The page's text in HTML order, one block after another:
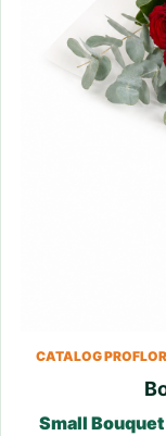
CATALOG
Small